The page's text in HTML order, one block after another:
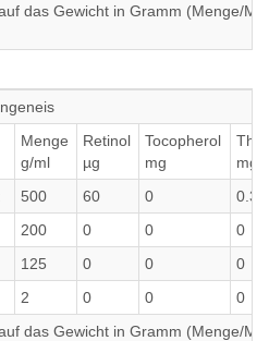
das Gewicht in Gramm (Menge/
Menge
g/ml
Retinol
µg
Tocopherol
mg
mg
500 60 0
0.35
200 0 0
0
125 0 0
0
2 0 0
0
das Gewicht in Gramm (Menge/